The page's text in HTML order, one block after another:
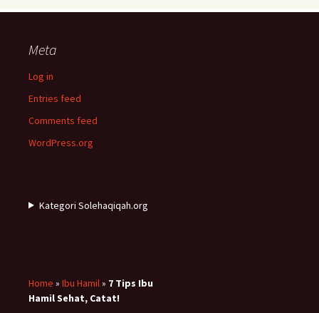
Meta
Log in
Entries feed
Comments feed
WordPress.org
Kategori Solehaqiqah.org
Home » Ibu Hamil » 7 Tips Ibu
Hamil Sehat, Catat!